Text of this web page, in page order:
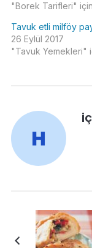
"Borek Tarifleri"
Tavuk etli milföy
26 Eylül 2017
"Tavuk Yemekleri"